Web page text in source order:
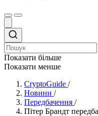
Показати більше
Показати менше
CryptoGuide /
Новини /
Передбачення /
Пітер Брандт